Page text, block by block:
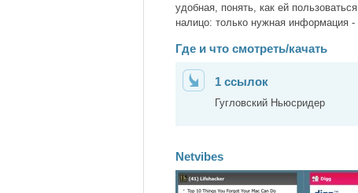
удобная, понять, как ей
налицо: только нужная информация
Где и что смотреть/качать
1 ссылок
Гугловский Ньюсридер
Netvibes